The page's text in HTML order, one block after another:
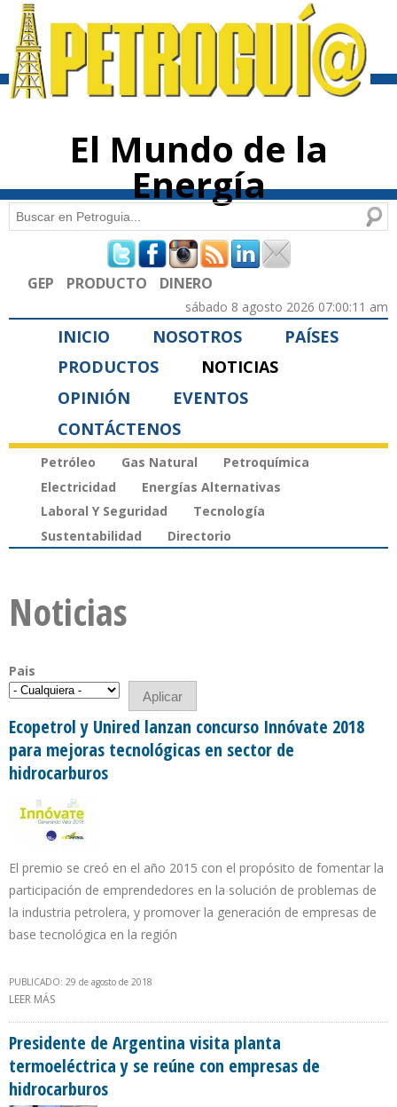
contenido
El Mundo de la
Energía
Formulario de búsqueda
Buscar
GEP PRODUCTO DINERO
sábado 8 agosto 2026 07:00:11 am
INICIO NOSOTROS
PAÍSES
PRODUCTOS
NOTICIAS
OPINIÓN
EVENTOS
CONTÁCTENOS
Petróleo Gas Natural
Petroquímica
Electricidad
Energías Alternativas
Laboral Y Seguridad
Tecnología
Sustentabilidad
Directorio
Noticias
Pais
Ecopetrol y Unired lanzan concurso Innóvate 2018
para mejoras tecnológicas en sector de
hidrocarburos
El premio se creó en el año 2015 con el propósito de fomentar la
participación de emprendedores en la solución de problemas de
la industria petrolera, y promover la generación de empresas de
base tecnológica en la región
PUBLICADO: 29 de agosto de 2018
LEER MÁS
HIDROCARBUROS
Presidente de Argentina visita planta
termoeléctrica y se reúne con empresas de
hidrocarburos